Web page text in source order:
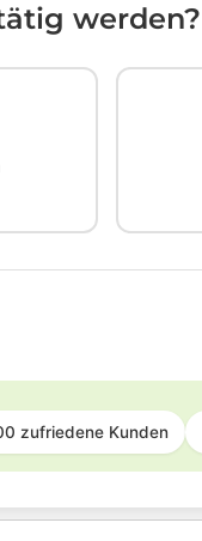
werden?
zufriedene Kunden